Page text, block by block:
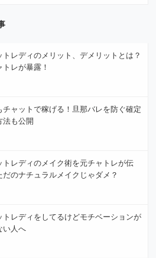
トレディのメリット、デメリットとは？
トレが暴露！
チャットで稼げる！旦那バレを防ぐ確定
法も公開
トレディのメイク術を元チャトレが伝
だのナチュラルメイクじゃダメ？
トレディをしてるけどモチベーションが
い人へ